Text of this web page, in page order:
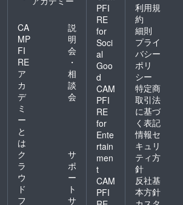
法を
守って
安全に
乗りま
す」 上
記2点に
ついて
同意し
ます。
↑ ↑ ↑ ↑
↑ ↑ ↑ ↑
CA
MP
FI
RE
ア
カ
デ
ミ
ー
と
は
説
明
会
・
相
談
会
ク
ラ
ウ
ド
フ
サ
ポ
ー
ト
サ
PFI
RE
for
Soci
al
Goo
d
CAM
PFI
RE
for
Ente
rtain
men
t
CAM
PFI
利用規
約
細則
プライ
バシー
ポリ
シー
特定商
取引法
に基づ
く表記
情報セ
キュリ
ティ方
針
反社基
本方針